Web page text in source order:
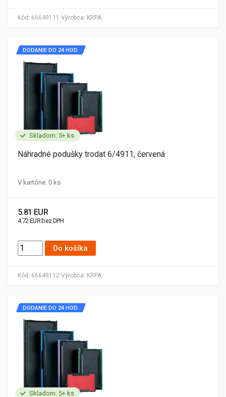
Kód: 66649111 Výrobca: KRPA
Skladom: 5+ ks
Kód: 66649112 Výrobca: KRPA
DODANIE DO 24 HOD.
Náhradné podušky trodat 6/4911, červená
V kartóne: 0 ks
5.81 EUR
4.72 EUR bez DPH
Do košíka
Skladom: 5+ ks
DODANIE DO 24 HOD.